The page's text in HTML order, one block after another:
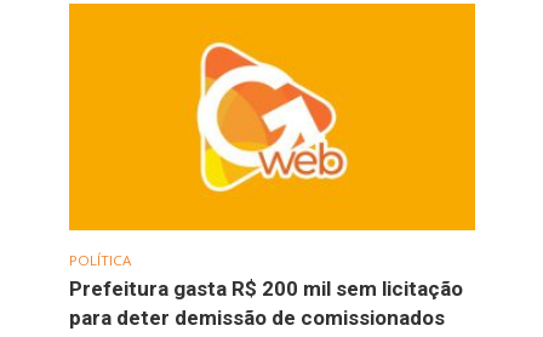
POLÍTICA
Prefeitura gasta R$ 200 mil sem licitação
para deter demissão de comissionados